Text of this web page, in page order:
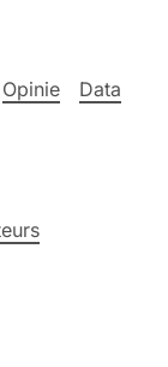
Opinie
Data